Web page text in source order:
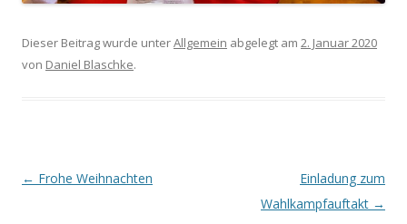
Dieser Beitrag wurde unterAllgemein abgelegt am 2. Januar 2020
von Daniel Blaschke.
Beitrags-
← Frohe Weihnachten
Einladung zum
Wahlkampfauftakt →